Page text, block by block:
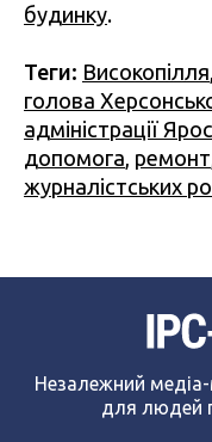
будинку.
Теги: Високопілля
голова
адміністрації
допомога ремонт
журналістських
Незалежний
для людей